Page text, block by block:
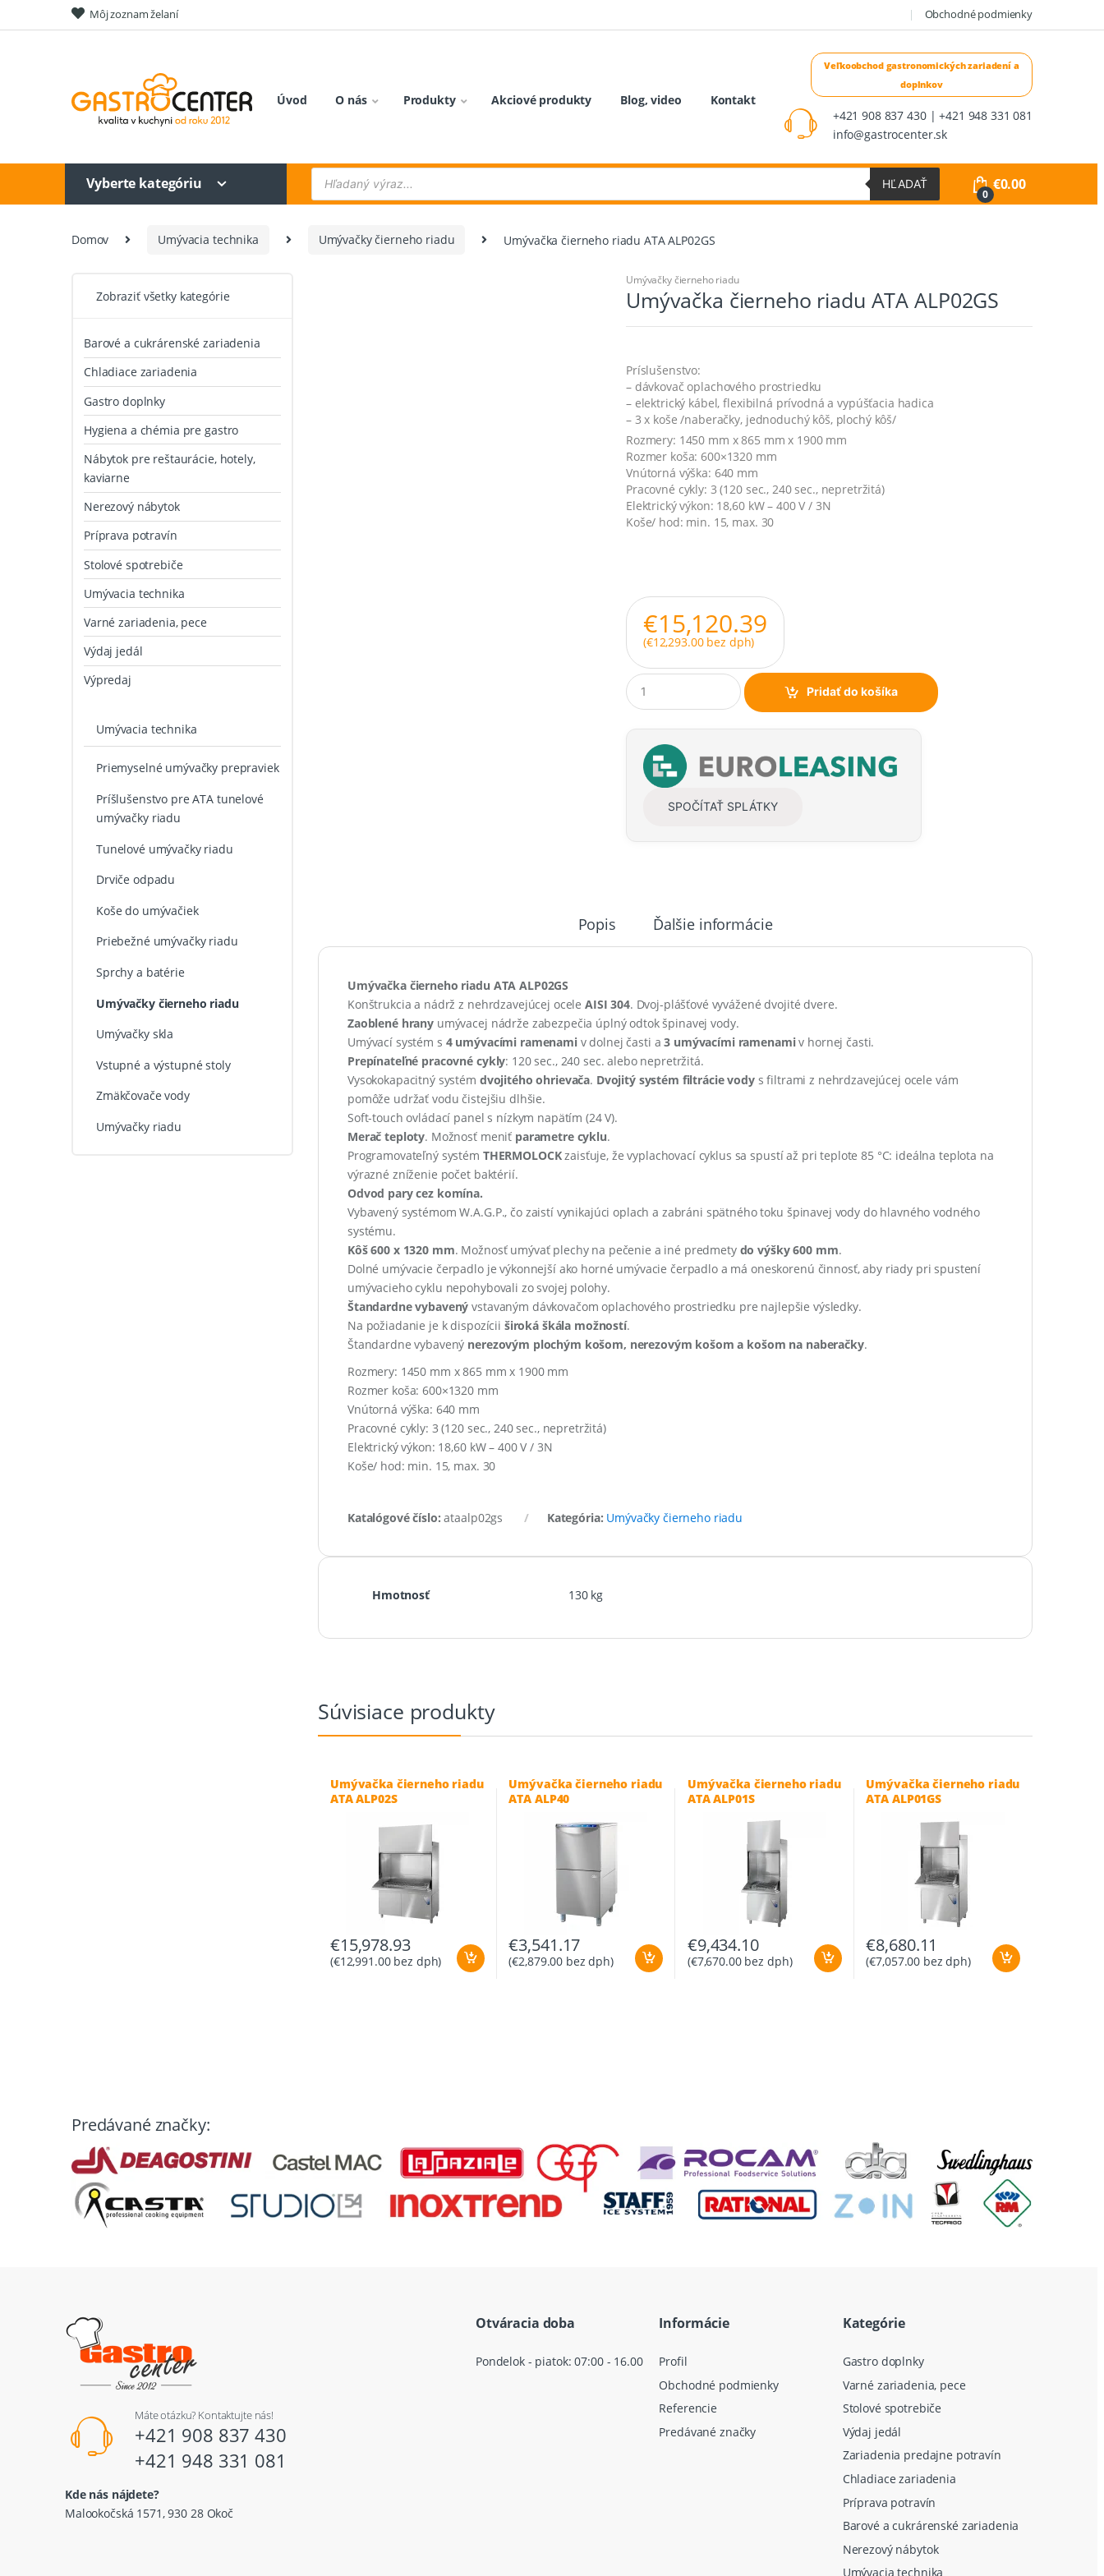
to
to
Môj zoznam želaní Obchodné podmienky
Úvod O nás Produkty Akciové produkty Blog, video
Kontakt
+421 908 837 430 | +421 948 331 081
info@gastrocenter.sk
Vyberte kategóriu
Products
search
HĽADAŤ
0
€0.00
Domov Umývacia technika Umývačky čierneho riadu Umývačka čierneho riadu ATA ALP02GS
Umývačky čierneho riadu
Umývačka čierneho riadu ATA ALP02GS
Príslušenstvo:
– dávkovač oplachového prostriedku
– elektrický kábel, flexibilná prívodná a vypúšťacia hadica
– 3 x koše /naberačky, jednoduchý kôš, plochý kôš/
Rozmery: 1450 mm x 865 mm x 1900 mm
Rozmer koša: 600×1320 mm
Vnútorná výška: 640 mm
Pracovné cykly: 3 (120 sec., 240 sec., nepretržitá)
Elektrický výkon: 18,60 kW – 400 V / 3N
Koše/ hod: min. 15, max. 30
€15,120.39
(€12,293.00bez dph)
Q
u
t
Pridať do košíka
SPOČÍTAŤ SPLÁTKY
Popis Ďalšie informácie
Umývačka čierneho riadu ATA ALP02GS
Konštrukcia a nádrž z nehrdzavejúcej ocele AISI 304. Dvoj-plášťové vyvážené dvojité dvere.
Zaoblené hrany umývacej nádrže zabezpečia úplný odtok špinavej vody.
Umývací systém s 4 umývacími ramenamiv dolnej časti a3 umývacími ramenamiv hornej časti.
Prepínateľné pracovné cykly: 120 sec., 240 sec. alebo nepretržitá.
Vysokokapacitný systém dvojitého ohrievača. Dvojitý systém filtrácie vody s filtrami z nehrdzavejúcej ocele vám
pomôže udržať vodu čistejšiu dlhšie.
Soft-touch ovládací panel s nízkym napätím (24 V).
Merač teploty. Možnosť meniť parametre cyklu.
Programovateľný systém THERMOLOCKzaisťuje, že vyplachovací cyklus sa spustí až pri teplote 85 °C: ideálna teplota na
výrazné zníženie počet baktérií.
Odvod pary cez komína.
Vybavený systémom W.A.G.P., čo zaistí vynikajúci oplach a zabráni spätného toku špinavej vody do hlavného vodného
systému.
Kôš 600 x 1320 mm. Možnosť umývať plechy na pečenie a iné predmety do výšky 600 mm.
Dolné umývacie čerpadlo je výkonnejší ako horné umývacie čerpadlo a má oneskorenú činnosť, aby riady pri spustení
umývacieho cyklu nepohybovali zo svojej polohy.
Štandardne vybavený vstavaným dávkovačom oplachového prostriedku pre najlepšie výsledky.
Na požiadanie je k dispozícii široká škála možností.
Štandardne vybavený nerezovým plochým košom, nerezovým košom a košom na naberačky.
Rozmery: 1450 mm x 865 mm x 1900 mm
Rozmer koša: 600×1320 mm
Vnútorná výška: 640 mm
Pracovné cykly: 3 (120 sec., 240 sec., nepretržitá)
Elektrický výkon: 18,60 kW – 400 V / 3N
Koše/ hod: min. 15, max. 30
Katalógové číslo:ataalp02gs Kategória: Umývačky čierneho riadu
Hmotnosť 130 kg
Súvisiace produkty
Umývačka čierneho riadu
ATA ALP02S
€15,978.93
(€12,991.00bez dph)
Umývačka čierneho riadu
ATA ALP40
€3,541.17
(€2,879.00 bez dph)
Umývačka čierneho riadu
ATA ALP01S
€9,434.10
(€7,670.00bez dph)
Umývačka čierneho riadu
ATA ALP01GS
€8,680.11
(€7,057.00 bez dph)
Zobraziť všetky kategórie
Barové a cukrárenské zariadenia
Chladiace zariadenia
Gastro doplnky
Hygiena a chémia pre gastro
Nábytok pre reštaurácie, hotely,
kaviarne
Nerezový nábytok
Príprava potravín
Stolové spotrebiče
Umývacia technika
Varné zariadenia, pece
Výdaj jedál
Výpredaj
Umývacia technika
Priemyselné umývačky prepraviek
Príšlušenstvo pre ATA tunelové
umývačky riadu
Tunelové umývačky riadu
Drviče odpadu
Koše do umývačiek
Priebežné umývačky riadu
Sprchy a batérie
Umývačky čierneho riadu
Umývačky skla
Vstupné a výstupné stoly
Zmäkčovače vody
Umývačky riadu
Predávané značky:
Máte otázku? Kontaktujte nás!
+421 908 837 430
+421 948 331 081
Kde nás nájdete?
Malookočská 1571, 930 28 Okoč
Otváracia doba
Pondelok - piatok: 07:00 - 16.00
Informácie
Profil
Obchodné podmienky
Referencie
Predávané značky
Kategórie
Gastro doplnky
Varné zariadenia, pece
Stolové spotrebiče
Výdaj jedál
Zariadenia predajne potravín
Chladiace zariadenia
Príprava potravín
Barové a cukrárenské zariadenia
Nerezový nábytok
Umývacia technika